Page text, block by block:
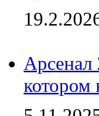
Арсенал
котором